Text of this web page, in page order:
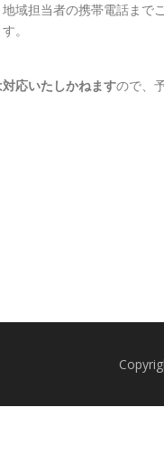
域担当者の携帯電話まで
。
応いたしかねますので、